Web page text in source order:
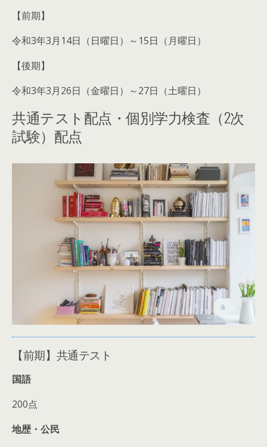
【前期】
令和3年3月14日（日曜日）～15日（月曜日）
【後期】
令和3年3月26日（金曜日）～27日（土曜日）
共通テスト配点・個別学力検査（2次
試験）配点
【前期】共通テスト
国語
200点
地歴・公民